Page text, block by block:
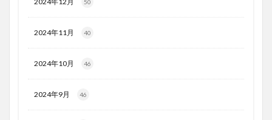
50
2024年11月 40
2024年10月 46
2024年9月 46